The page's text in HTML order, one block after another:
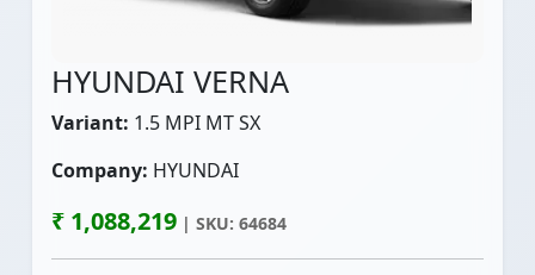
HYUNDAI VERNA
Variant: 1.5 MPI MT SX
Company: HYUNDAI
₹ 1,088,219 | SKU: 64684